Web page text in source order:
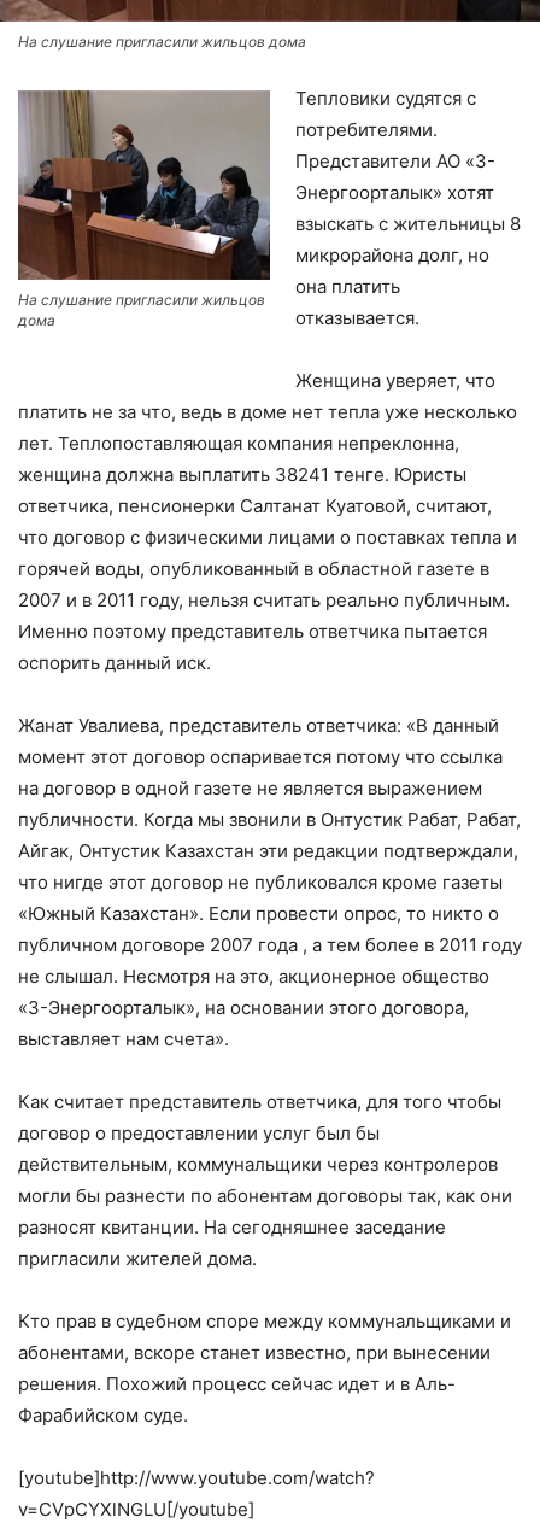
На слушание пригласили жильцов дома
На слушание пригласили жильцов
дома
Тепловики судятся с
потребителями.
Представители АО «3-
Энергоорталык» хотят
взыскать с жительницы 8
микрорайона долг, но
она платить
отказывается.
Женщина уверяет, что
платить не за что, ведь в доме нет тепла уже несколько
лет. Теплопоставляющая компания непреклонна,
женщина должна выплатить 38241 тенге. Юристы
ответчика, пенсионерки Салтанат Куатовой, считают,
что договор c физическими лицами о поставках тепла и
горячей воды, опубликованный в областной газете в
2007 и в 2011 году, нельзя считать реально публичным.
Именно поэтому представитель ответчика пытается
оспорить данный иск.
Жанат Увалиева, представитель ответчика: «В данный
момент этот договор оспаривается потому что ссылка
на договор в одной газете не является выражением
публичности. Когда мы звонили в Онтустик Рабат, Рабат,
Айгак, Онтустик Казахстан эти редакции подтверждали,
что нигде этот договор не публиковался кроме газеты
«Южный Казахстан». Если провести опрос, то никто о
публичном договоре 2007 года , а тем более в 2011 году
не слышал. Несмотря на это, акционерное общество
«3-Энергоорталык», на основании этого договора,
выставляет нам счета».
Как считает представитель ответчика, для того чтобы
договор о предоставлении услуг был бы
действительным, коммунальщики через контролеров
могли бы разнести по абонентам договоры так, как они
разносят квитанции. На сегодняшнее заседание
пригласили жителей дома.
Кто прав в судебном споре между коммунальщиками и
абонентами, вскоре станет известно, при вынесении
решения. Похожий процесс сейчас идет и в Аль-
Фарабийском суде.
[youtube]http://www.youtube.com/watch?
v=CVpCYXlNGLU[/youtube]